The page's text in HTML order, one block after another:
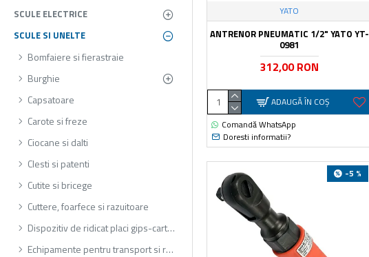
SCULE ELECTRICE
SCULE SI UNELTE
Bomfaiere si fierastraie
Burghie
Capsatoare
Carote si freze
Ciocane si dalti
Clesti si patenti
Cutite si bricege
Cuttere, foarfece si razuitoare
Dispozitiv de ridicat placi gips-carton
Echipamente pentru transport si ridicat
YATO
ANTRENOR PNEUMATIC 1/2" YATO YT-
0981
312,00 RON
ADAUGĂ ÎN COŞ
Comandă WhatsApp
Doresti informatii?
-5 %